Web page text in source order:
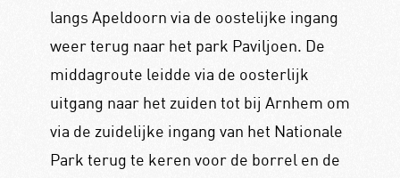
langs Apeldoorn via de oostelijke ingang
weer terug naar het park Paviljoen. De
middagroute leidde via de oosterlijk
uitgang naar het zuiden tot bij Arnhem om
via de zuidelijke ingang van het Nationale
Park terug te keren voor de borrel en de